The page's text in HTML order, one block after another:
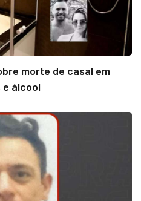
morte de casal em
e álcool